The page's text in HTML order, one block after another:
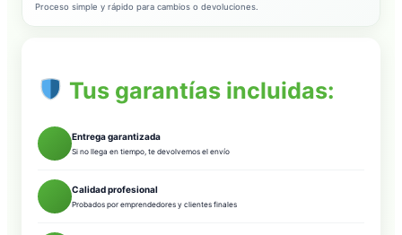
Proceso simple y rápido para cambios o devoluciones.
Tus garantías incluidas:
Entrega garantizada
Si no llega en tiempo, te devolvemos el envío
Calidad profesional
Probados por emprendedores y clientes finales